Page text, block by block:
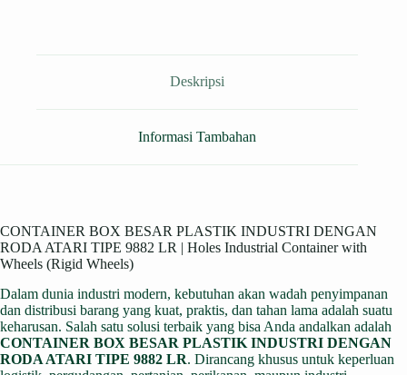
Deskripsi
Informasi Tambahan
CONTAINER BOX BESAR PLASTIK INDUSTRI DENGAN
RODA ATARI TIPE 9882 LR | Holes Industrial Container with
Wheels (Rigid Wheels)
Dalam dunia industri modern, kebutuhan akan wadah penyimpanan
dan distribusi barang yang kuat, praktis, dan tahan lama adalah suatu
keharusan. Salah satu solusi terbaik yang bisa Anda andalkan adalah
CONTAINER BOX BESAR PLASTIK INDUSTRI DENGAN
RODA ATARI TIPE 9882 LR. Dirancang khusus untuk keperluan